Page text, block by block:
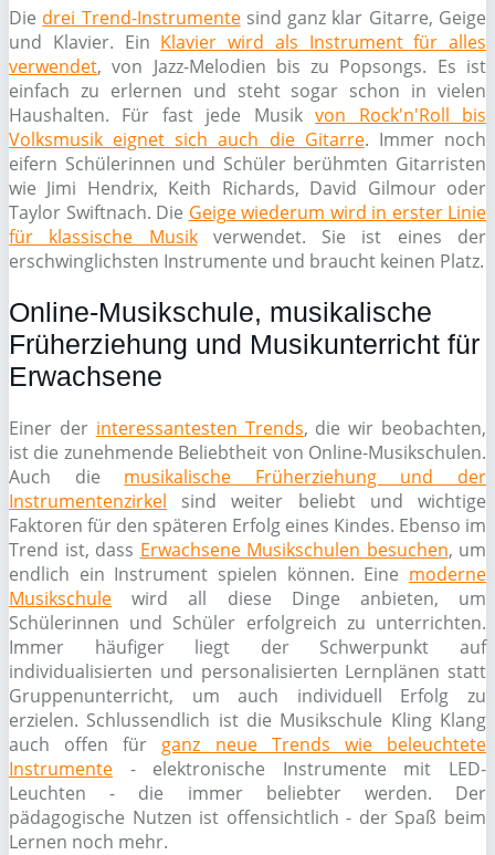
Die drei Trend-Instrumentesind ganz klar Gitarre, Geige
und Klavier. Ein Klavier wird als Instrument für alles
verwendet, von Jazz-Melodien bis zu Popsongs. Es ist
einfach zu erlernen und steht sogar schon in vielen
Haushalten. Für fast jede Musikvon Rock'n'Roll bis
Volksmusik eignet sich auch die Gitarre. Immer noch
eifern Schülerinnen und Schüler berühmten Gitarristen
wie Jimi Hendrix, Keith Richards, David Gilmour oder
Taylor Swiftnach. Die Geige wiederum wird in erster Linie
für klassische Musikverwendet. Sie ist eines der
erschwinglichsten Instrumente und braucht keinen Platz.
Online-Musikschule, musikalische
Früherziehung und Musikunterricht für
Erwachsene
Einer der interessantesten Trends, die wir beobachten,
ist die zunehmende Beliebtheit von Online-Musikschulen.
Auch die musikalische Früherziehung und der
Instrumentenzirkel sind weiter beliebt und wichtige
Faktoren für den späteren Erfolg eines Kindes. Ebenso im
Trend ist, dass Erwachsene Musikschulen besuchen, um
endlich ein Instrument spielen können. Eine moderne
Musikschule wird all diese Dinge anbieten, um
Schülerinnen und Schüler erfolgreich zu unterrichten.
Immer häufiger liegt der Schwerpunkt auf
individualisierten und personalisierten Lernplänen statt
Gruppenunterricht, um auch individuell Erfolg zu
erzielen. Schlussendlich ist die Musikschule Kling Klang
auch offen für ganz neue Trends wie beleuchtete
Instrumente - elektronische Instrumente mit LED-
Leuchten - die immer beliebter werden. Der
pädagogische Nutzen ist offensichtlich - der Spaß beim
Lernen noch mehr.